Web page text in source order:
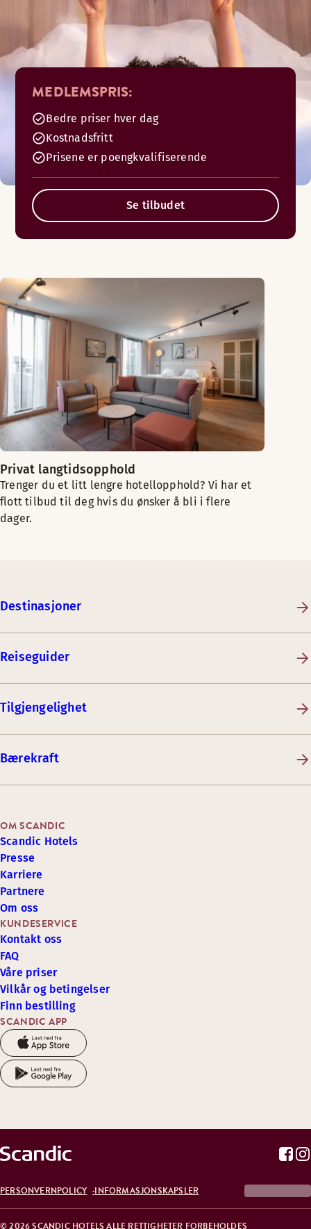
MEDLEMSPRIS:
Bedre priser hver dag
Kostnadsfritt
Prisene er poengkvalifiserende
Se tilbudet
Privat langtidsopphold
Trenger du et litt lengre hotellopphold? Vi har et
flott tilbud til deg hvis du ønsker å bli i flere
dager.
Destinasjoner
Reiseguider
Tilgjengelighet
Bærekraft
SCANDIC APP
KUNDESERVICE
Kontakt oss
FAQ
Våre priser
Vilkår og betingelser
Finn bestilling
OM SCANDIC
Scandic Hotels
Presse
Karriere
Partnere
Om oss
© 2026 SCANDIC HOTELS ALLE RETTIGHETER FORBEHOLDES
PERSONVERNPOLICY INFORMASJONSKAPSLER